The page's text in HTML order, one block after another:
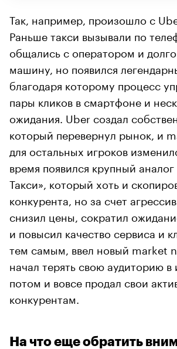
Так, например, произошло с
Раньше такси вызывали по
общались с оператором и
машину, но появился
благодаря которому процесс
пары кликов в смартфоне и
ожидания. Uber создал
который перевернул рынок, и
для остальных игроков
время появился крупный
Такси», который хоть и
конкурента, но за счет
снизил цены, сократил
и повысил качество сервиса и
тем самым, ввел новый market
начал терять свою аудиторию в
потом и вовсе продал свои
конкурентам.
На что еще обратить